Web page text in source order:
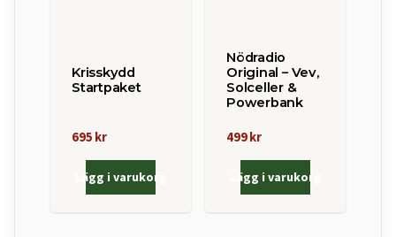
Krisskydd
Startpaket
695 kr
Lägg i varukorg
Nödradio
Original – Vev,
Solceller &
Powerbank
499 kr
Lägg i varukorg